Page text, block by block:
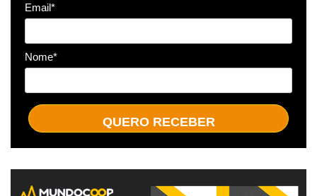
Email*
Nome*
QUERO RECEBER